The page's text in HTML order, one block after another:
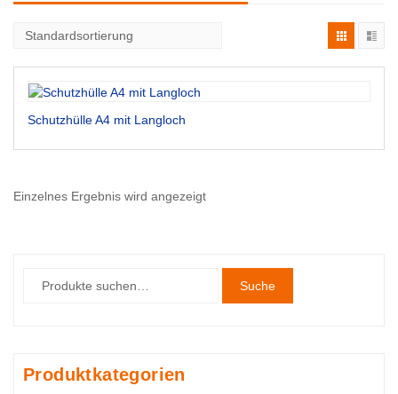
Schutzhülle A4 mit Langloch
Einzelnes Ergebnis wird angezeigt
Suche
Produktkategorien